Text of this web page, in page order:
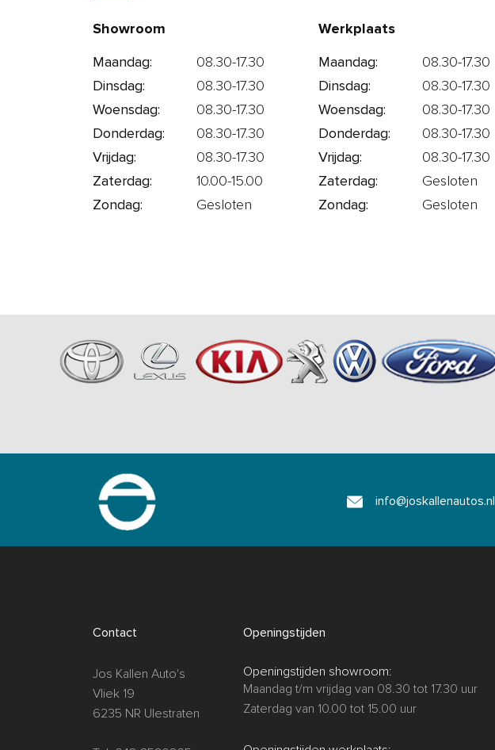
Showroom
Maandag:
08.30-17.30
Dinsdag:
08.30-17.30
Woensdag:
08.30-17.30
Donderdag:
08.30-17.30
Vrijdag:
08.30-17.30
Zaterdag:
10.00-15.00
Zondag:
Gesloten
Werkplaats
Maandag:
08.30-17.30
Dinsdag:
08.30-17.30
Woensdag:
08.30-17.30
Donderdag:
08.30-17.30
Vrijdag:
08.30-17.30
Zaterdag:
Gesloten
Zondag:
Gesloten
info@joskallenautos.nl
Contact
Jos Kallen Auto's
Vliek 19
6235 NR Ulestraten
Openingstijden
Openingstijden showroom:
Maandag t/m vrijdag van 08.30 tot 17.30 uur
Zaterdag van 10.00 tot 15.00 uur